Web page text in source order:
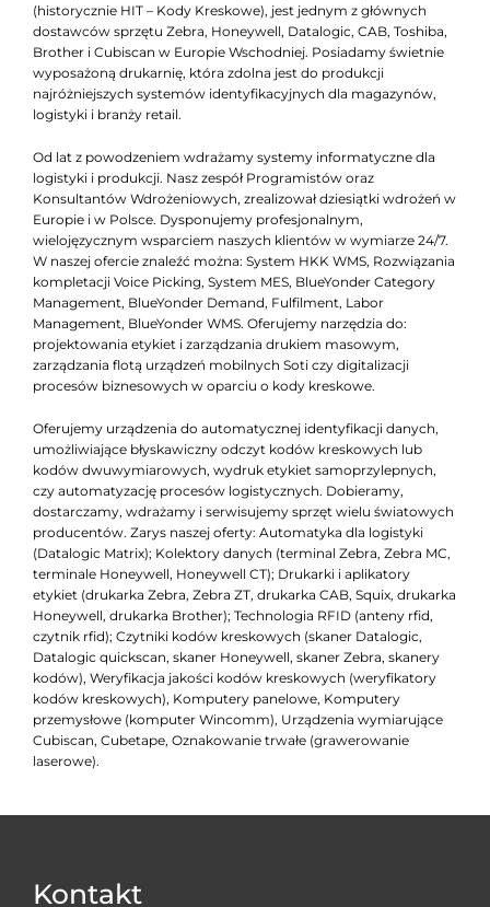
(historycznie HIT – Kody Kreskowe), jest jednym z głównych
dostawców sprzętu Zebra, Honeywell, Datalogic, CAB, Toshiba,
Brother i Cubiscan w Europie Wschodniej. Posiadamy świetnie
wyposażoną drukarnię, która zdolna jest do produkcji
najróżniejszych systemów identyfikacyjnych dla magazynów,
logistyki i branży retail.
Od lat z powodzeniem wdrażamy systemy informatyczne dla
logistyki i produkcji. Nasz zespół Programistów oraz
Konsultantów Wdrożeniowych, zrealizował dziesiątki wdrożeń w
Europie i w Polsce. Dysponujemy profesjonalnym,
wielojęzycznym wsparciem naszych klientów w wymiarze 24/7.
W naszej ofercie znaleźć można: System HKK WMS, Rozwiązania
kompletacji Voice Picking, System MES, BlueYonder Category
Management, BlueYonder Demand, Fulfilment, Labor
Management, BlueYonder WMS. Oferujemy narzędzia do:
projektowania etykiet i zarządzania drukiem masowym,
zarządzania flotą urządzeń mobilnych Soti czy digitalizacji
procesów biznesowych w oparciu o kody kreskowe.
Oferujemy urządzenia do automatycznej identyfikacji danych,
umożliwiające błyskawiczny odczyt kodów kreskowych lub
kodów dwuwymiarowych, wydruk etykiet samoprzylepnych,
czy automatyzację procesów logistycznych. Dobieramy,
dostarczamy, wdrażamy i serwisujemy sprzęt wielu światowych
producentów. Zarys naszej oferty: Automatyka dla logistyki
(Datalogic Matrix); Kolektory danych (terminal Zebra, Zebra MC,
terminale Honeywell, Honeywell CT); Drukarki i aplikatory
etykiet (drukarka Zebra, Zebra ZT, drukarka CAB, Squix, drukarka
Honeywell, drukarka Brother); Technologia RFID (anteny rfid,
czytnik rfid); Czytniki kodów kreskowych (skaner Datalogic,
Datalogic quickscan, skaner Honeywell, skaner Zebra, skanery
kodów), Weryfikacja jakości kodów kreskowych (weryfikatory
kodów kreskowych), Komputery panelowe, Komputery
przemysłowe (komputer Wincomm), Urządzenia wymiarujące
Cubiscan, Cubetape, Oznakowanie trwałe (grawerowanie
laserowe).
Kontakt